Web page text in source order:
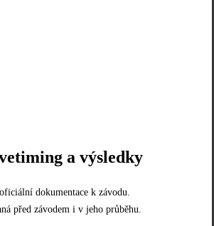
a výsledky
dokumentace k závodu.
před závodem i v jeho průběhu.